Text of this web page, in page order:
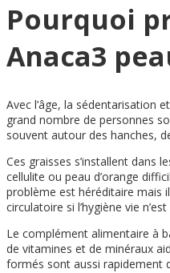
Pourquoi
Anaca3
Avec l’âge, la sédentarisation
grand nombre de personnes
souvent autour des hanches,
Ces graisses s’installent dans
cellulite ou peau d’orange
problème est héréditaire mais
circulatoire si l’hygiène vie
Le complément alimentaire à
de vitamines et de minéraux
formés sont aussi rapidement